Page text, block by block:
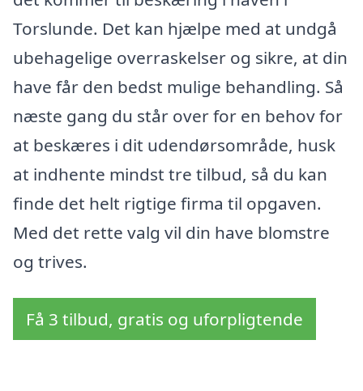
Torslunde. Det kan hjælpe med at undgå
ubehagelige overraskelser og sikre, at din
have får den bedst mulige behandling. Så
næste gang du står over for en behov for
at beskæres i dit udendørsområde, husk
at indhente mindst tre tilbud, så du kan
finde det helt rigtige firma til opgaven.
Med det rette valg vil din have blomstre
og trives.
Få 3 tilbud, gratis og uforpligtende